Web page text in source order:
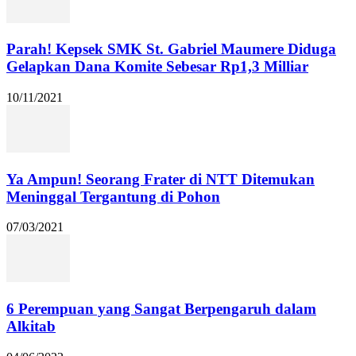
Parah! Kepsek SMK St. Gabriel Maumere Diduga
Gelapkan Dana Komite Sebesar Rp1,3 Milliar
10/11/2021
Ya Ampun! Seorang Frater di NTT Ditemukan
Meninggal Tergantung di Pohon
07/03/2021
6 Perempuan yang Sangat Berpengaruh dalam
Alkitab